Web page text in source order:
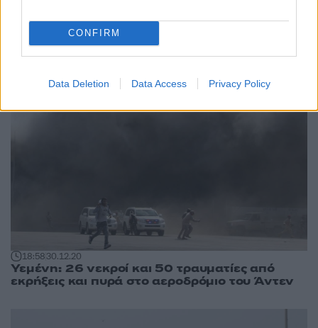
CONFIRM
Data Deletion Data Access Privacy Policy
18:5830.12.20
Υεμένη: 26 νεκροί και 50 τραυματίες από
εκρήξεις και πυρά στο αεροδρόμιο του Άντεν